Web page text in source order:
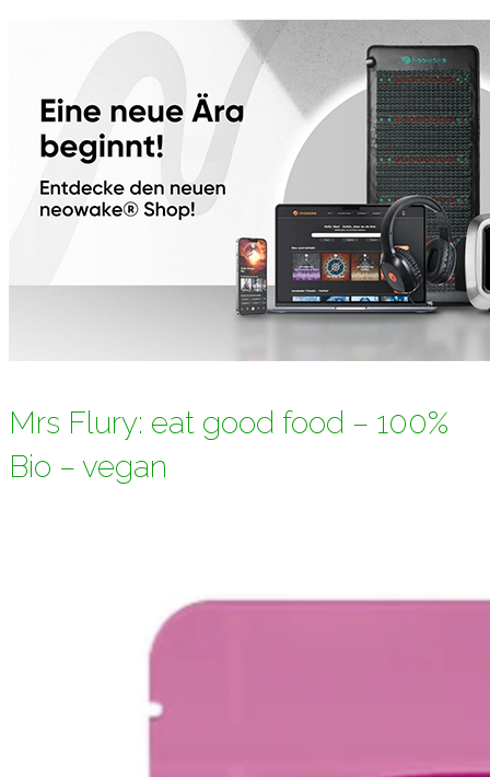
Mrs Flury: eat good food – 100%
Bio – vegan